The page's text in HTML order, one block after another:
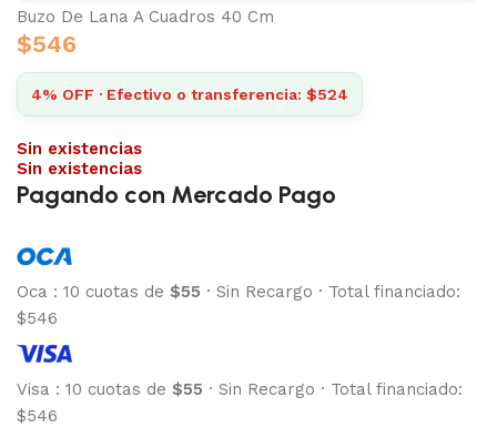
Buzo De Lana A Cuadros 40 Cm
$546
4% OFF · Efectivo o transferencia: $524
Sin existencias
Sin existencias
Pagando con Mercado Pago
Oca : 10 cuotas de $55 · Sin Recargo · Total financiado:
$546
Visa : 10 cuotas de $55 · Sin Recargo · Total financiado:
$546